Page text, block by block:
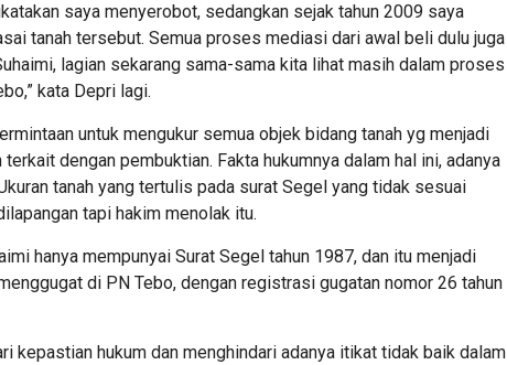
saya menyerobot, sedangkan sejak tahun 2009 saya
tanah tersebut. Semua proses mediasi dari awal beli dulu juga
lagian sekarang sama-sama kita lihat masih dalam proses
kata Depri lagi.
untuk mengukur semua objek bidang tanah yg menjadi
dengan pembuktian. Fakta hukumnya dalam hal ini, adanya
tanah yang tertulis pada surat Segel yang tidak sesuai
tapi hakim menolak itu.
hanya mempunyai Surat Segel tahun 1987, dan itu menjadi
di PN Tebo, dengan registrasi gugatan nomor 26 tahun
kepastian hukum dan menghindari adanya itikat tidak baik dalam